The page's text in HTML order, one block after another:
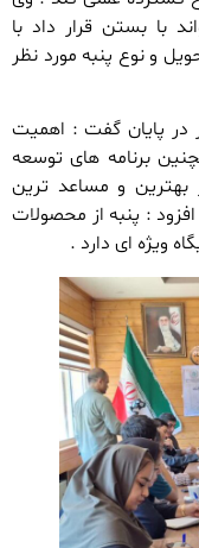
با بستن قرار داد با
و نوع پنبه مورد نظر
در پایان گفت : اهمیت
برنامه های توسعه
بهترین و مساعد ترین
: پنبه از محصولات
ویژه ای دارد .